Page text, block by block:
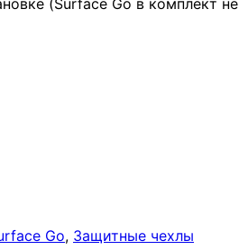
(Surface Go в комплект не
Go, Защитные чехлы